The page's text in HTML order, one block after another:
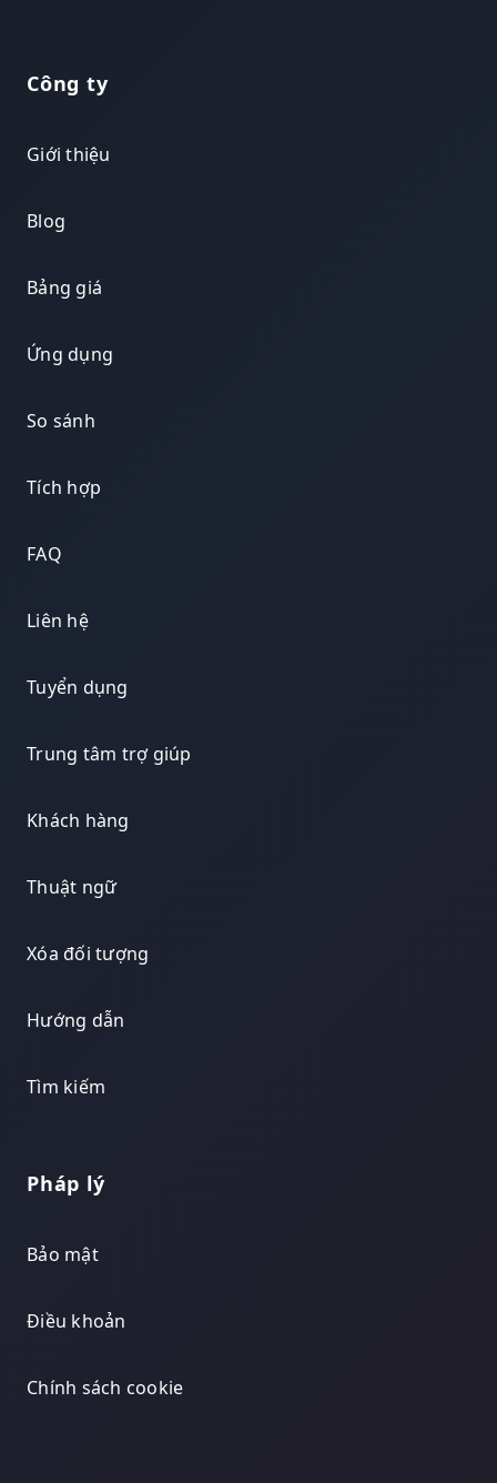
Công ty
Giới thiệu
Blog
Bảng giá
Ứng dụng
So sánh
Tích hợp
FAQ
Liên hệ
Tuyển dụng
Trung tâm trợ giúp
Khách hàng
Thuật ngữ
Xóa đối tượng
Hướng dẫn
Tìm kiếm
Pháp lý
Bảo mật
Điều khoản
Chính sách cookie